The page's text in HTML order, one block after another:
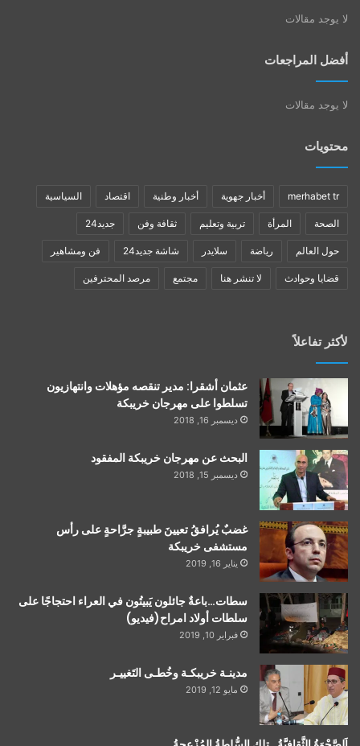
لا يوجد مقالات
أفضل المراجعات
لا يوجد مقالات
محتويات
merhabet tr أخبار جهوية أخبار وطنية اقتصاد السياسية
الصحة المرأة تربية وتعليم ثقافة وفن جديد24
حول العالم رياضة سلايدر شاشة جديد24 فن ومشاهير
قضايا وحوادث لا تنشر هنا مجتمع مرصد المحترفين
لأكثر تفاعلاً
عثمان أشقرا: مدير تنقصه مؤهلات وانتهازيون
تسلطوا على مهرجان خريبكة
ديسمبر 16, 2018
البحث عن مهرجان خريبكة المفقود
ديسمبر 15, 2018
غضبٌ يُرافقُ تعيينَ طبيبةٍ جرَّاحةٍ على رأس
مستشفى خريبكة
يناير 16, 2019
سطات…باعةٌ جائلون يَبيتُون في العراء احتجاجًا على
سلطات أولاد امراح(فيديو)
فبراير 10, 2019
مدينـة خريبكـة وخُطـى التَغييـر
مايو 12, 2019